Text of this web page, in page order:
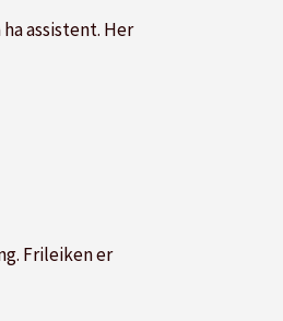
assistent. Her
Frileiken er